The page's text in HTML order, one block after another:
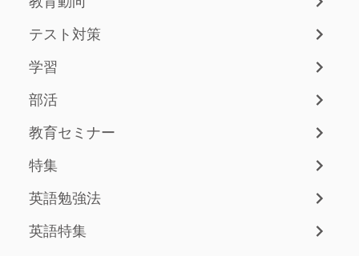
テスト対策
学習
部活
教育セミナー
特集
英語勉強法
英語特集